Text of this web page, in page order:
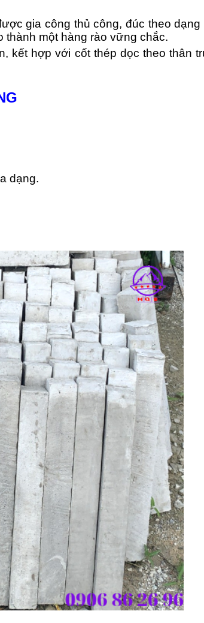
gia công thủ công, đúc theo dạng
một hàng rào vững chắc.
kết hợp với cốt thép dọc theo thân
dạng.